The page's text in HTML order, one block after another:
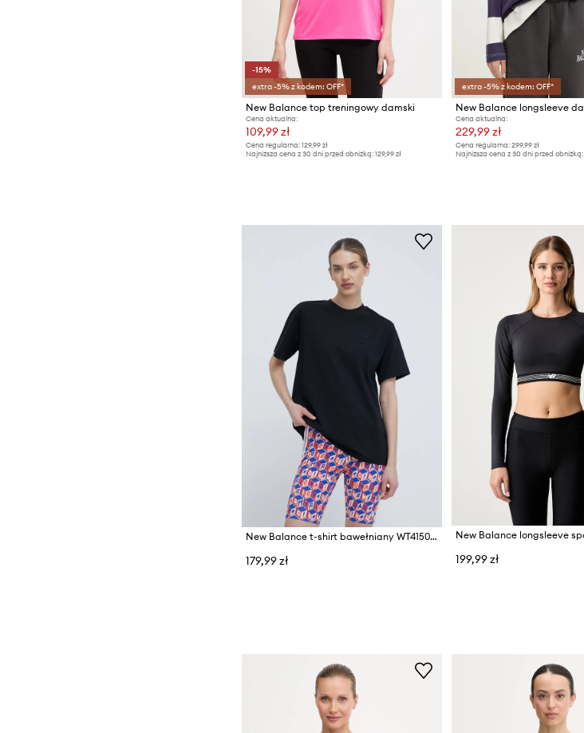
-15%
extra -5% z kodem: OFF*
New Balance top treningowy damski
Cena aktualna:
109,99 zł
Cena regularna: 129,99 zł
Najniższa cena z 30 dni przed obniżką: 129,99 zł
extra -5% z kodem: OFF*
Cena aktualna:
229,99 zł
Cena regularna: 299,99 zł
Najniższa cena z 30 dni przed obniżką:
New Balance t-shirt bawełniany WT41501BK
179,99 zł 199,99 zł